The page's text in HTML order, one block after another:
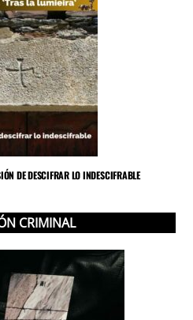
DE DESCIFRAR LO INDESCIFRABLE
CRIMINAL